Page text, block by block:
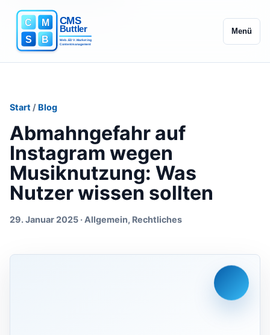
Menü
Start / Blog
Abmahngefahr auf
Instagram wegen
Musiknutzung: Was
Nutzer wissen sollten
29. Januar 2025 · Allgemein, Rechtliches